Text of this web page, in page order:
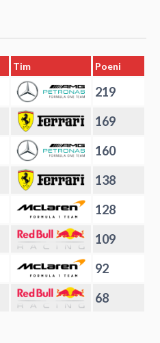
Tim Poeni
219
169
160
138
128
109
92
68